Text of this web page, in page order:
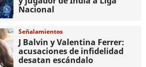
Nacional
Señalamientos
J Balvin y Valentina Ferrer:
acusaciones de infidelidad
desatan escándalo